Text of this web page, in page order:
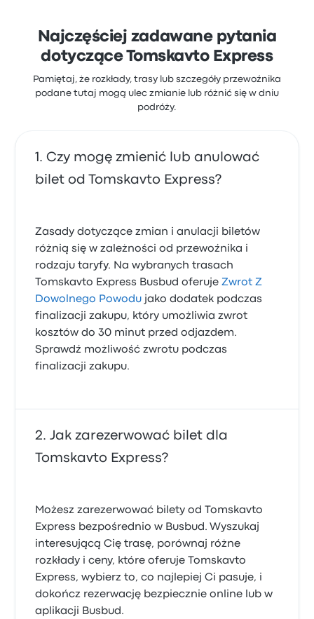
Najczęściej zadawane pytania
dotyczące Tomskavto Express
Pamiętaj, że rozkłady, trasy lub szczegóły przewoźnika
podane tutaj mogą ulec zmianie lub różnić się w dniu
podróży.
Czy mogę zmienić lub anulować
bilet od Tomskavto Express?
Zasady dotyczące zmian i anulacji biletów
różnią się w zależności od przewoźnika i
rodzaju taryfy. Na wybranych trasach
Tomskavto Express Busbud oferujeZwrot Z
Dowolnego Powodu jako dodatek podczas
finalizacji zakupu, który umożliwia zwrot
kosztów do 30 minut przed odjazdem.
Sprawdź możliwość zwrotu podczas
finalizacji zakupu.
Jak zarezerwować bilet dla
Tomskavto Express?
Możesz zarezerwować bilety od Tomskavto
Express bezpośrednio w Busbud. Wyszukaj
interesującą Cię trasę, porównaj różne
rozkłady i ceny, które oferuje Tomskavto
Express, wybierz to, co najlepiej Ci pasuje, i
dokończ rezerwację bezpiecznie online lub w
aplikacji Busbud.